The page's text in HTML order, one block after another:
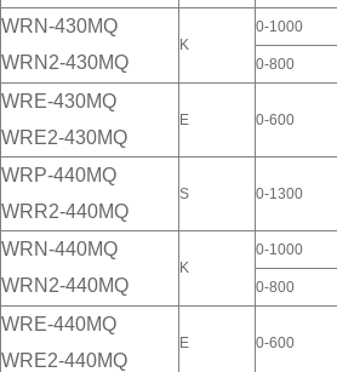
WRN-430MQ
WRN2-430MQ
K
0-1000
0-800
WRE-430MQ
WRE2-430MQ
E 0-600
WRP-440MQ
WRR2-440MQ
S 0-1300
WRN-440MQ
WRN2-440MQ
K
0-1000
0-800
WRE-440MQ
WRE2-440MQ
E 0-600